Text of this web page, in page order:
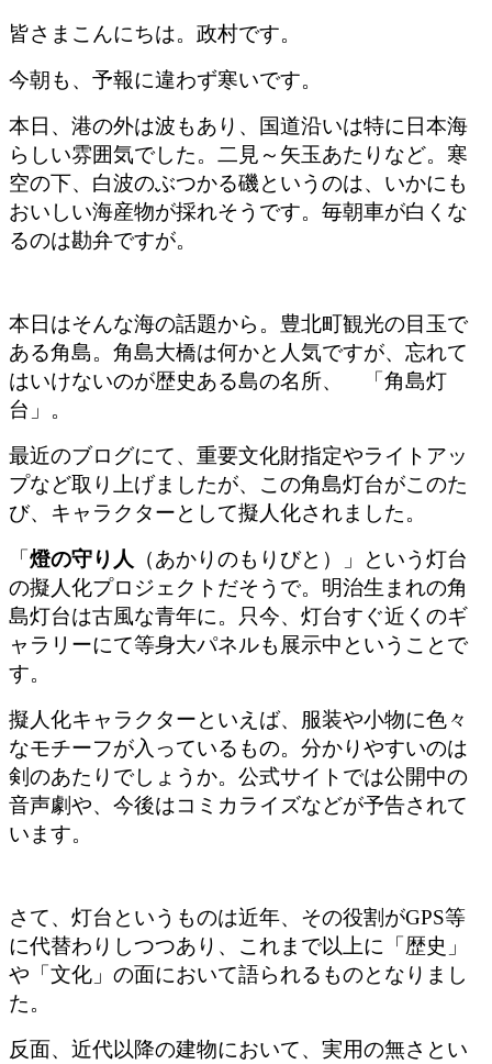
皆さまこんにちは。政村です。
今朝も、予報に違わず寒いです。
本日、港の外は波もあり、国道沿いは特に日本海
らしい雰囲気でした。二見～矢玉あたりなど。 寒
空の下、白波のぶつかる磯というのは、いかにも
おいしい海産物が採れそうです。毎朝車が白くな
るのは勘弁ですが。
本日はそんな海の話題から。豊北町観光の目玉で
ある角島。角島大橋は何かと人気ですが、忘れて
はいけないのが歴史ある島の名所、 「角島灯
台」。
最近のブログにて、重要文化財指定やライトアッ
プなど取り上げましたが、 この角島灯台がこのた
び、キャラクターとして擬人化されました。
「燈の守り人
（あかりのもりびと）」という灯台
の擬人化プロジェクトだそうで。明治生まれの角
島灯台は古風な青年に。只今、灯台すぐ近くのギ
ャラリーにて等身大パネルも展示中ということで
す。
擬人化キャラクターといえば、服装や小物に色々
なモチーフが入っているもの。分かりやすいのは
剣のあたりでしょうか。公式サイトでは公開中の
音声劇や、今後はコミカライズなどが予告されて
います。
さて、灯台というものは近年、その役割がGPS等
に代替わりしつつあり、これまで以上に「歴史」
や「文化」の面において語られるものとなりまし
た。
反面、近代以降の建物において、実用の無さとい